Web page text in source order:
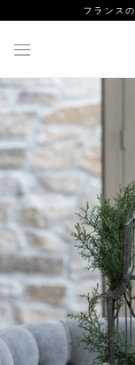
し
て
コ
ン
テ
ン
ツ
動
す
る
フランス